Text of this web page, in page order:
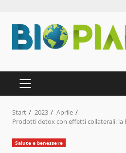
Inhalt
springen
PRIMÄRES
MENÜ
Start 2023
Aprile
Prodotti detox con effetti collaterali: la
Salute e benessere